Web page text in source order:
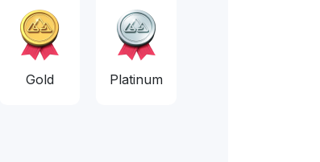
Gold Platinum